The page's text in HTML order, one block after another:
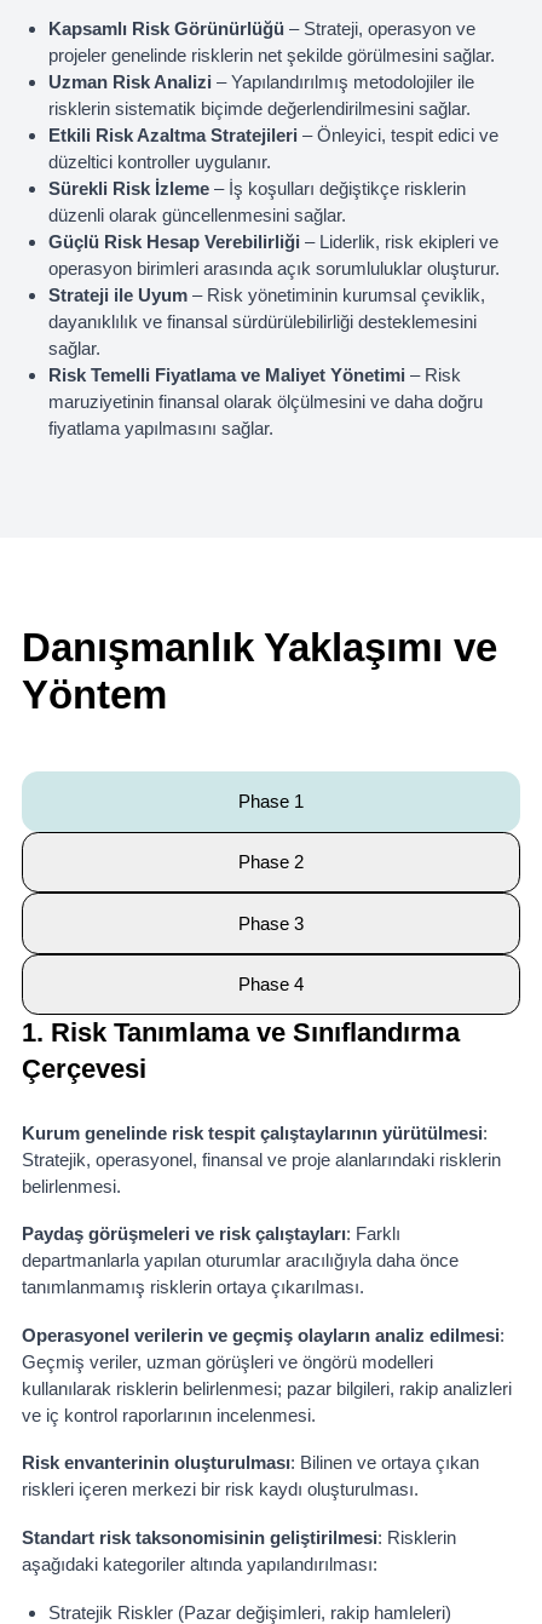
Kapsamlı Risk Görünürlüğü – Strateji, operasyon ve
projeler genelinde risklerin net şekilde görülmesini sağlar.
Uzman Risk Analizi – Yapılandırılmış metodolojiler ile
risklerin sistematik biçimde değerlendirilmesini sağlar.
Etkili Risk Azaltma Stratejileri – Önleyici, tespit edici ve
düzeltici kontroller uygulanır.
Sürekli Risk İzleme– İş koşulları değiştikçe risklerin
düzenli olarak güncellenmesini sağlar.
Güçlü Risk Hesap Verebilirliği – Liderlik, risk ekipleri ve
operasyon birimleri arasında açık sorumluluklar oluşturur.
Strateji ile Uyum– Risk yönetiminin kurumsal çeviklik,
dayanıklılık ve finansal sürdürülebilirliği desteklemesini
sağlar.
Risk Temelli Fiyatlama ve Maliyet Yönetimi – Risk
maruziyetinin finansal olarak ölçülmesini ve daha doğru
fiyatlama yapılmasını sağlar.
Danışmanlık Yaklaşımı ve
Yöntem
Phase 1
Phase 2
Phase 3
Phase 4
1. Risk Tanımlama ve Sınıflandırma
Çerçevesi
Kurum genelinde risk tespit çalıştaylarının yürütülmesi:
Stratejik, operasyonel, finansal ve proje alanlarındaki risklerin
belirlenmesi.
Paydaş görüşmeleri ve risk çalıştayları: Farklı
departmanlarla yapılan oturumlar aracılığıyla daha önce
tanımlanmamış risklerin ortaya çıkarılması.
Operasyonel verilerin ve geçmiş olayların analiz edilmesi:
Geçmiş veriler, uzman görüşleri ve öngörü modelleri
kullanılarak risklerin belirlenmesi; pazar bilgileri, rakip analizleri
ve iç kontrol raporlarının incelenmesi.
Risk envanterinin oluşturulması: Bilinen ve ortaya çıkan
riskleri içeren merkezi bir risk kaydı oluşturulması.
Standart risk taksonomisinin geliştirilmesi: Risklerin
aşağıdaki kategoriler altında yapılandırılması:
Stratejik Riskler (Pazar değişimleri, rakip hamleleri)